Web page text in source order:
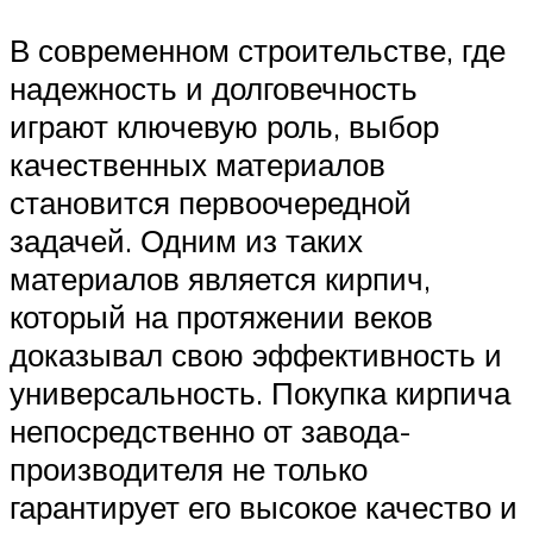
В современном строительстве, где
надежность и долговечность
играют ключевую роль, выбор
качественных материалов
становится первоочередной
задачей. Одним из таких
материалов является кирпич,
который на протяжении веков
доказывал свою эффективность и
универсальность. Покупка кирпича
непосредственно от завода-
производителя не только
гарантирует его высокое качество и